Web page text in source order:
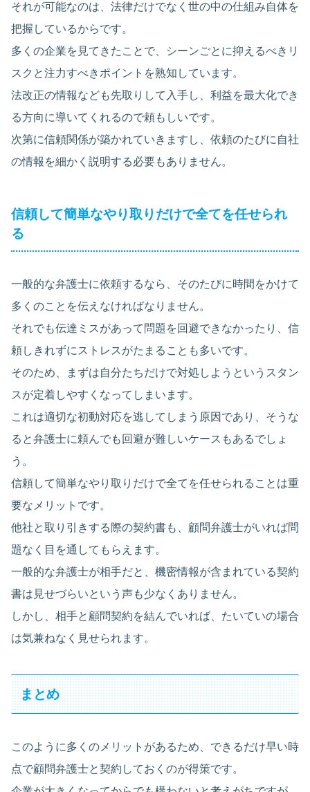
それが可能なのは、法律だけでなく世の中の仕組み自体を
把握しているからです。
多くの企業を見てきたことで、シーンごとに抑えるべきリ
スクと注力すべきポイントを熟知しています。
法改正の情報なども先取りして入手し、利益を最大化でき
る方向に導いてくれるので頼もしいです。
次第に信頼関係が築かれていきますし、依頼のたびに自社
の情報を細かく説明する必要もありません。
信頼して簡単なやり取りだけで全てを任せられ
る
一般的な弁護士に依頼するなら、そのたびに時間をかけて
多くのことを伝えなければなりません。
それでも伝達ミスがあって問題を回避できなかったり、信
頼しきれずにストレスがたまることも多いです。
そのため、まずは自分たちだけで対処しようというスタン
スが定着しやすくなってしまいます。
これは適切な初動対応を逃してしまう原因であり、そうな
ると弁護士に頼んでも回避が難しいケースもあるでしょ
う。
信頼して簡単なやり取りだけで全てを任せられることは重
要なメリットです。
他社と取り引きする際の契約書も、顧問弁護士がいれば問
題なく目を通してもらえます。
一般的な弁護士が相手だと、機密情報が含まれている契約
書は見せづらいという声も少なくありません。
しかし、相手と顧問契約を結んでいれば、たいていの場合
は気兼ねなく見せられます。
まとめ
このように多くのメリットがあるため、できるだけ早い時
点で顧問弁護士と契約しておくのが得策です。